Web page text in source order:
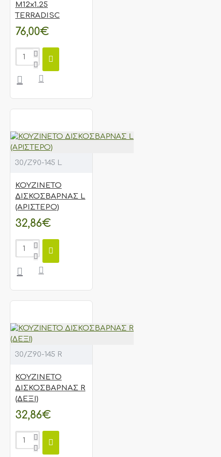
Μ12x1.25
TERRADISC
76,00€
30/Ζ90-145 L
ΚΟΥΖΙΝΕΤΟ
ΔΙΣΚΟΣΒΑΡΝΑΣ L
(ΑΡΙΣΤΕΡΟ)
32,86€
30/Ζ90-145 R
ΚΟΥΖΙΝΕΤΟ
ΔΙΣΚΟΣΒΑΡΝΑΣ R
(ΔΕΞΙ)
32,86€